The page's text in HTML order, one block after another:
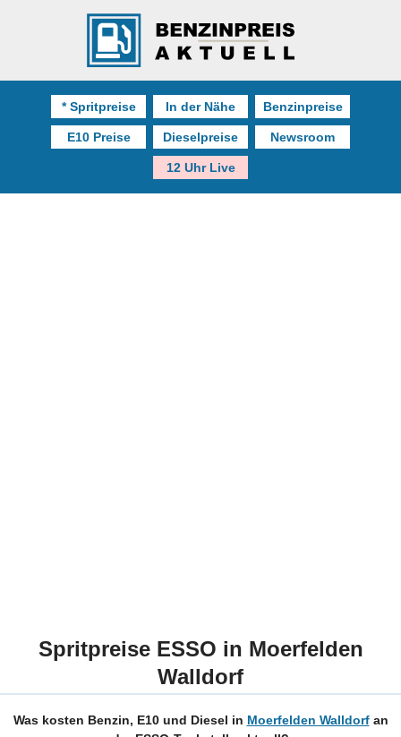
* Spritpreise In der Nähe Benzinpreise
E10 Preise Dieselpreise Newsroom
12 Uhr Live
Spritpreise ESSO in Moerfelden
Walldorf
Was kosten Benzin, E10 und Diesel in Moerfelden Walldorfan